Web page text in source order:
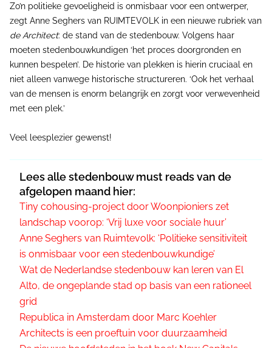
Zo’n politieke gevoeligheid is onmisbaar voor een ontwerper,
zegt Anne Seghers van RUIMTEVOLK in een nieuwe rubriek van
de Architect: de stand van de stedenbouw. Volgens haar
moeten stedenbouwkundigen ‘het proces doorgronden en
kunnen bespelen’. De historie van plekken is hierin cruciaal en
niet alleen vanwege historische structureren. ‘Ook het verhaal
van de mensen is enorm belangrijk en zorgt voor verwevenheid
met een plek.’
Veel leesplezier gewenst!
Lees alle stedenbouw must reads van de
afgelopen maand hier:
Tiny cohousing-project door Woonpioniers zet
landschap voorop: ‘Vrij luxe voor sociale huur’
Anne Seghers van Ruimtevolk: ‘Politieke sensitiviteit
is onmisbaar voor een stedenbouwkundige’
Wat de Nederlandse stedenbouw kan leren van El
Alto, de ongeplande stad op basis van een rationeel
grid
Republica in Amsterdam door Marc Koehler
Architects is een proeftuin voor duurzaamheid